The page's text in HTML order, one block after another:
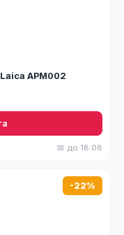
APM002
📅 до 18.08
-22%